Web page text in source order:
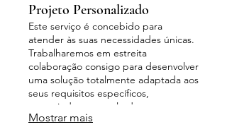
Projeto Personalizado
Este serviço é concebido para
atender às suas necessidades únicas.
Trabalharemos em estreita
colaboração consigo para desenvolver
uma solução totalmente adaptada aos
seus requisitos específicos,
garantindo um resultado que supere
as suas expectativas. Ideal para quem
Mostrar mais